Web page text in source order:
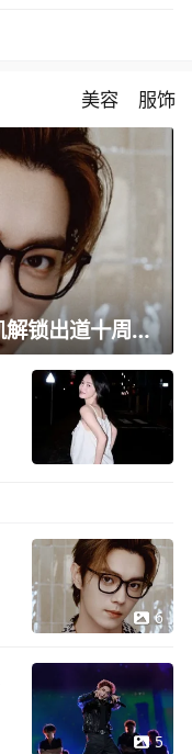
美容 服饰
从复古休闲到先锋正装，许凯解锁出道十周年大片
6
5